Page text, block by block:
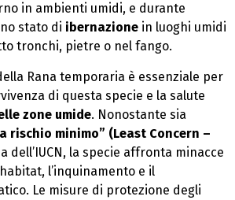
in ambienti umidi, e durante
stato di ibernazione in luoghi umidi
tronchi, pietre o nel fango.
Rana temporaria è essenziale per
di questa specie e la salute
zone umide. Nonostante sia
rischio minimo” (Least Concern –
dell’IUCN, la specie affronta minacce
l’inquinamento e il
Le misure di protezione degli